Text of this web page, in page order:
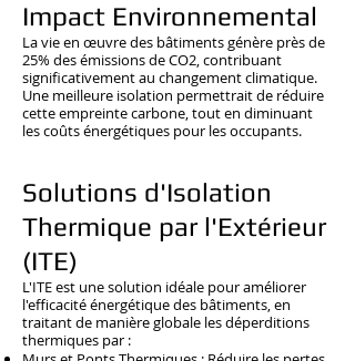
Impact Environnemental
La vie en œuvre des bâtiments génère près de
25% des émissions de CO2, contribuant
significativement au changement climatique.
Une meilleure isolation permettrait de réduire
cette empreinte carbone, tout en diminuant
les coûts énergétiques pour les occupants.
Solutions d'Isolation
Thermique par l'Extérieur
(ITE)
L'ITE est une solution idéale pour améliorer
l'efficacité énergétique des bâtiments, en
traitant de manière globale les déperditions
thermiques par :